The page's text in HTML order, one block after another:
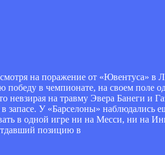
на поражение от «Ювентуса» в
в чемпионате, на своем поле
невзирая на травму Эвера Банеги и
У «Барселоны» наблюдались
в одной игре ни на Месси, ни на
позицию в